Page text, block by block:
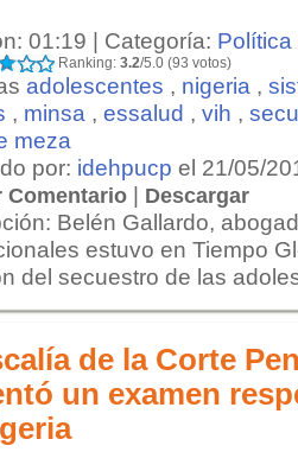
01:19 | Categoría: Política
Ranking: 3.2/5.0 (93 votos)
adolescentes , nigeria ,
, minsa , essalud , vih ,
meza
por: idehpucp el 21/05/
Comentario | Descargar
Belén Gallardo,
estuvo en Tiempo
del secuestro de las
de la Corte
un examen